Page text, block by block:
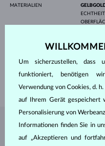
MATERIALIEN
ECHTHEIT
OHNE
SCHMUCK AUS
Um sicherzustellen, dass
funktioniert, benötigen
Verwendung von Cookies, d.
auf Ihrem Gerät gespeichert
Personalisierung von
Informationen finden Sie in
auf „Akzeptieren und